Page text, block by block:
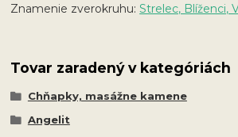
Znamenie zverokruhu:Strelec, Blíženci,
Tovar zaradený v kategóriách
Chňapky, masážne kamene
Angelit